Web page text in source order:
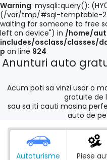
Warning: mysqli::query():
(/var/tmp/#sql-temptable-
waiting for someone to free
left on device") in /home/
includes/osclass/classes/
p on line 924
Anunturi auto
Acum poti sa vinzi usor o
gratuite de
sau sa iti cauti masina
auto de
Autoturisme Piese